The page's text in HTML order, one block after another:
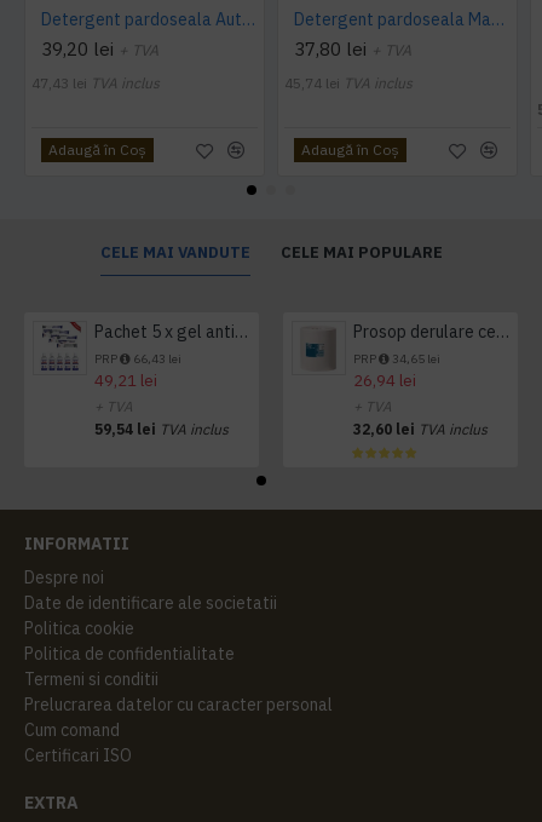
Detergent pardoseala Automat premium AQAS
39,20 lei + TVA
47,43 lei TVA inclus
Adaugă în Coş
Detergent pardoseala Manual premium 5L Canistra AQAS
37,80 lei + TVA
45,74 lei TVA inclus
Adaugă în Coş
CELE MAI VANDUTE CELE MAI POPULARE
Pachet 5 x gel antibacterian 50ml si 3 x Servetele antibacteriene 48 buc Hygienium
PRP 66,43 lei
49,21 lei
+ TVA
59,54 lei TVA inclus
Prosop derulare centrala 1 pliu, 300 m Tork
PRP 34,65 lei
26,94 lei
+ TVA
32,60 lei TVA inclus
INFORMATII
Despre noi
Date de identificare ale societatii
Politica cookie
Politica de confidentialitate
Termeni si conditii
Prelucrarea datelor cu caracter personal
Cum comand
Certificari ISO
EXTRA